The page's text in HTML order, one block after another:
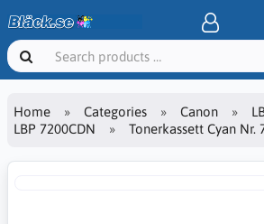
Home Categories Canon
LBP 7200CDN
Tonerkassett Cyan Nr.